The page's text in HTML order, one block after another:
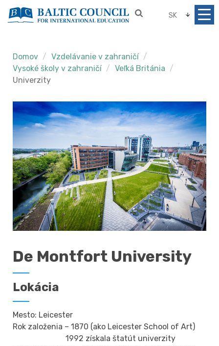
SK
Domov
Vzdelávanie v zahraničí
Vysoké školy v zahraničí
Veľká Británia
Univerzity
De Montfort University
Lokácia
Mesto: Leicester
Rok založenia – 1870 (ako Leicester School of Art)
1992 získala štatút univerzity